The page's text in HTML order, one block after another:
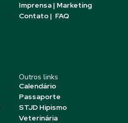
Imprensa | Marketing
Contato | FAQ
Outros links
Calendário
Passaporte
STJD Hipismo
Veterinária